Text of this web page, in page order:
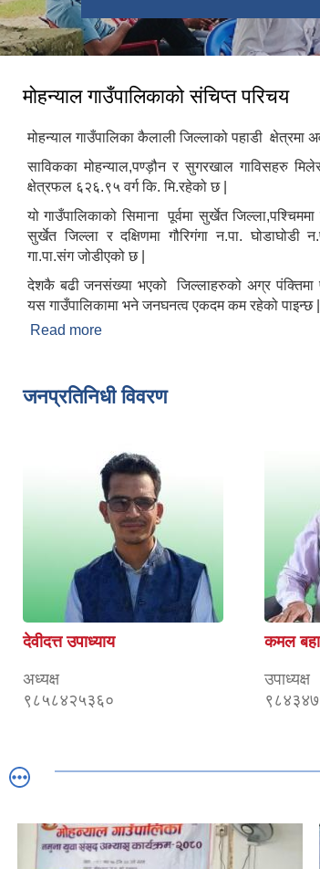
मोहन्याल गाउँपालिकाको संचिप्त परिचय
मोहन्याल गाउँपालिका कैलाली जिल्लाको पहाडी क्षेत्रमा
साविकका मोहन्याल,पण्ड़ौन र सुगरखाल गाविसहरु
क्षेत्रफल ६२६.९५ वर्ग कि. मि.रहेको छ |
यो गाउँपालिकाको सिमाना पूर्वमा सुर्खेत
सुर्खेत जिल्ला र दक्षिणमा गौरिगंगा न.पा. घोडाघोडी
गा.पा.संग जोडीएको छ |
देशकै बढी जनसंख्या भएको जिल्लाहरुको अग्र पंक्तिमा
यस गाउँपालिकामा भने जनघनत्व एकदम कम रहेको पाइन्छ |
Read more
जनप्रतिनिधी विवरण
देवीदत्त उपाध्याय
अध्यक्ष
९८५८४२५३६०
कमल
उपाध्यक्ष